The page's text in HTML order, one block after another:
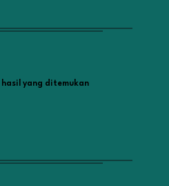
yang ditemukan